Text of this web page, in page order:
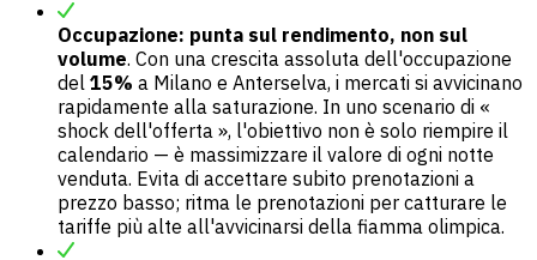
Occupazione: punta sul rendimento, non sul
volume. Con una crescita assoluta dell'occupazione
del 15% a Milano e Anterselva, i mercati si avvicinano
rapidamente alla saturazione. In uno scenario di «
shock dell'offerta », l'obiettivo non è solo riempire il
calendario — è massimizzare il valore di ogni notte
venduta. Evita di accettare subito prenotazioni a
prezzo basso; ritma le prenotazioni per catturare le
tariffe più alte all'avvicinarsi della fiamma olimpica.